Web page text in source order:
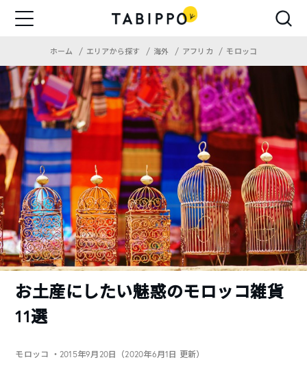
ホーム エリアから探す 海外 アフリカ モロッコ
お土産にしたい魅惑のモロッコ雑貨
11選
モロッコ ・2015年9月20日（2020年6月1日 更新）